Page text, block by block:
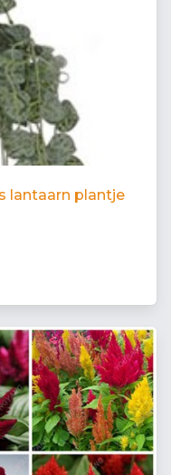
lantaarn plantje